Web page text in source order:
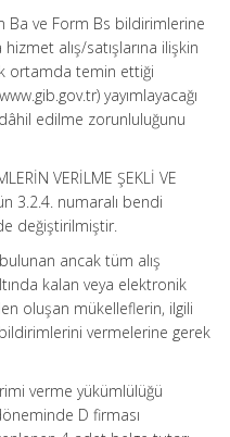
Ba ve Form Bs bildirimlerine
alış/satışlarına ilişkin
ortamda temin ettiği
yayımlayacağı
edilme zorunluluğunu
VERİLME ŞEKLİ VE
3.2.4. numaralı bendi
değiştirilmiştir.
ancak tüm alış
kalan veya elektronik
oluşan mükelleflerin, ilgili
vermelerine gerek
verme yükümlülüğü
D firması